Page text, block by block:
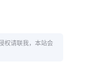
权请联我，本站会